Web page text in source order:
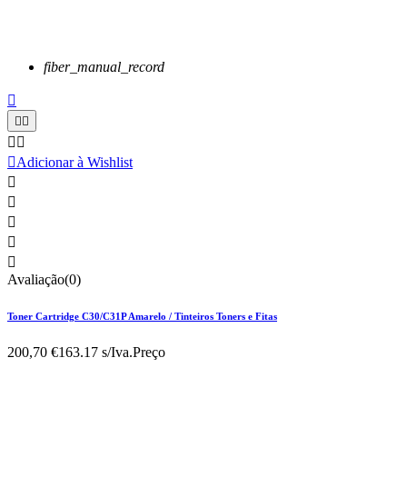
fiber_manual_record

 
 
Adicionar à Wishlist





Avaliação(0)
Toner Cartridge C30/C31P Amarelo / Tinteiros Toners e Fitas
200,70 €163.17 s/Iva.Preço